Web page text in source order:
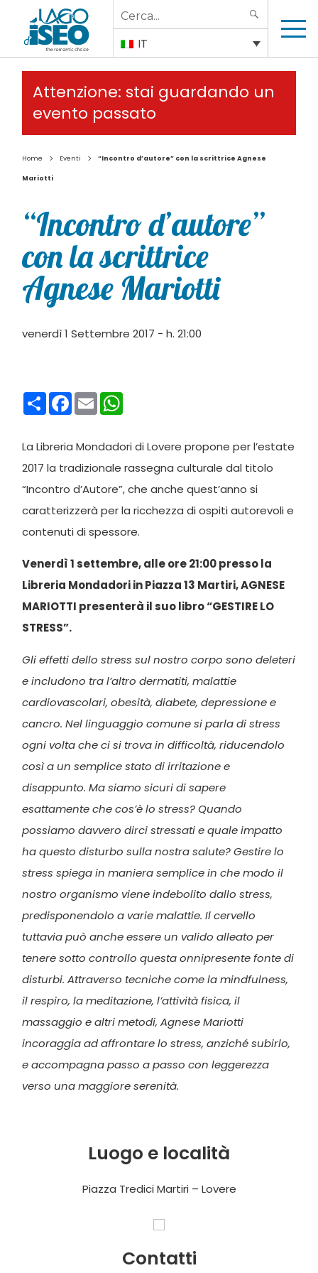
Search
for:
IT
Attenzione: stai guardando un
evento passato
Home > Eventi > “Incontro d’autore” con la scrittrice Agnese
Mariotti
“Incontro d’autore”
con la scrittrice
Agnese Mariotti
venerdì 1 Settembre 2017 - h. 21:00
CondividiFacebook
Email
La Libreria Mondadori di Lovere propone per l’estate
2017 la tradizionale rassegna culturale dal titolo
“Incontro d’Autore”, che anche quest’anno si
caratterizzerà per la ricchezza di ospiti autorevoli e
contenuti di spessore.
Venerdì 1 settembre, alle ore 21:00 presso la
Libreria Mondadori in Piazza 13 Martiri, AGNESE
MARIOTTI presenterà il suo libro “GESTIRE LO
STRESS”.
Gli effetti dello stress sul nostro corpo sono deleteri
e includono tra l’altro dermatiti, malattie
cardiovascolari, obesità, diabete, depressione e
cancro. Nel linguaggio comune si parla di stress
ogni volta che ci si trova in difficoltà, riducendolo
così a un semplice stato di irritazione e
disappunto. Ma siamo sicuri di sapere
esattamente che cos’è lo stress? Quando
possiamo davvero dirci stressati e quale impatto
ha questo disturbo sulla nostra salute? Gestire lo
stress spiega in maniera semplice in che modo il
nostro organismo viene indebolito dallo stress,
predisponendolo a varie malattie. Il cervello
tuttavia può anche essere un valido alleato per
tenere sotto controllo questa onnipresente fonte di
disturbi. Attraverso tecniche come la mindfulness,
il respiro, la meditazione, l’attività fisica, il
massaggio e altri metodi, Agnese Mariotti
incoraggia ad affrontare lo stress, anziché subirlo,
e accompagna passo a passo con leggerezza
verso una maggiore serenità.
Luogo e località
Piazza Tredici Martiri – Lovere
Contatti